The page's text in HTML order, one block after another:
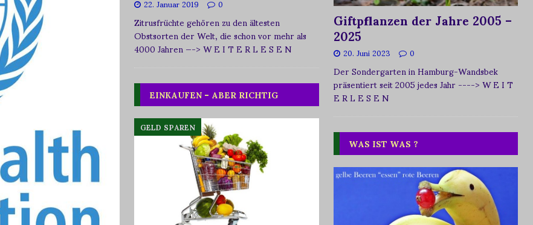
Zitrusfrüchte gehören zu den ältesten
Obstsorten der Welt, die schon vor mehr als
4000 Jahren—-> W E I T E R L E S E N
EINKAUFEN – ABER RICHTIG
GELD SPAREN
Giftpflanzen der Jahre 2005 –
2025
20. Juni 2023 0
Der Sondergarten in Hamburg-Wandsbek
präsentiert seit 2005 jedes Jahr----> W E I T
E R L E S E N
WAS IST WAS ?